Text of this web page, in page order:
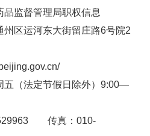
监督管理局职权信息
区运河东大街留庄路6号院2
（法定节假日除外）9:00—
传真：010-